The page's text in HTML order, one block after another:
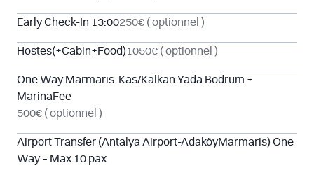
Early Check-In 13:00250€ ( optionnel )
Hostes(+Cabin+Food)1050€ ( optionnel )
One Way Marmaris-Kas/Kalkan Yada Bodrum +
MarinaFee
500€ ( optionnel )
Airport Transfer (Antalya Airport-AdaköyMarmaris) One
Way – Max 10 pax